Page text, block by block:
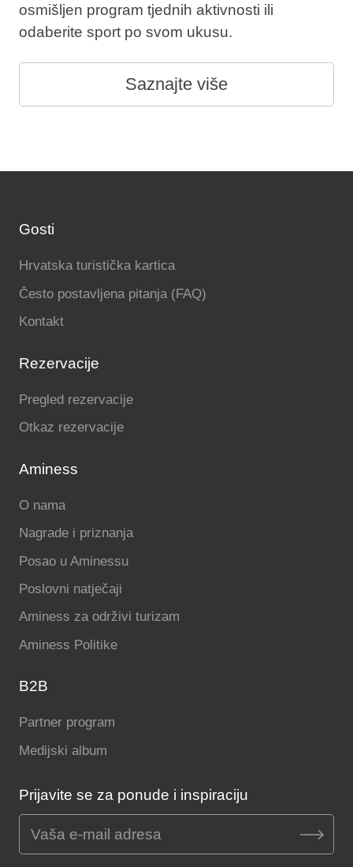
osmišljen program tjednih aktivnosti ili
odaberite sport po svom ukusu.
Saznajte više
Gosti
Hrvatska turistička kartica
Često postavljena pitanja (FAQ)
Kontakt
Rezervacije
Pregled rezervacije
Otkaz rezervacije
Aminess
O nama
Nagrade i priznanja
Posao u Aminessu
Poslovni natječaji
Aminess za održivi turizam
Aminess Politike
B2B
Partner program
Medijski album
Prijavite se za ponude i inspiraciju